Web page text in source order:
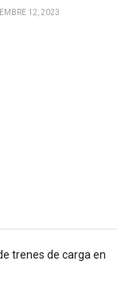
12, 2023
trenes de carga en